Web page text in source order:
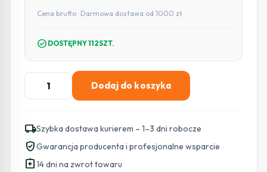
Cena brutto · Darmowa dostawa od 1000 zł
check_circle DOSTĘPNY 112SZT.
ilość
Lampka
Motion-
Activated
Night
Dodaj do koszyka
local_shippingSzybka dostawa kurierem – 1–3 dni robocze
verified_userGwarancja producenta i profesjonalne wsparcie
assignment_return14 dni na zwrot towaru